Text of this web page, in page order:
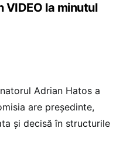
VIDEO la minutul
Adrian Hatos a
are președinte,
și decisă în structurile